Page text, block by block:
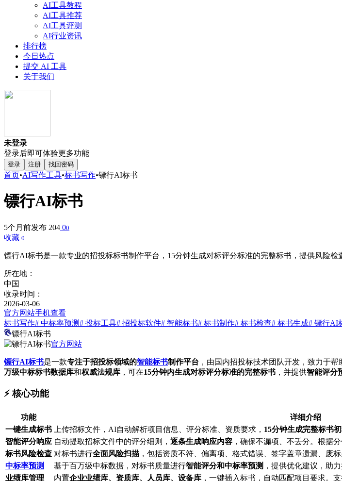
AI工具教程
AI工具推荐
AI工具评测
AI行业资讯
排行榜
今日热点
提交 AI 工具
关于我们
未登录
登录后即可体验更多功能
登录 注册 找回密码
首页•AI写作工具•标书写作•镖行AI标书
镖行AI标书
5个月前发布 204 00
收藏 0
镖行AI标书是一款专业的招投标标书制作平台，15分钟生成对标评分标准的完整标书，提供风险
所在地：
中国
收录时间：
2026-03-06
官方网站手机查看
标书写作# 中标率预测# 投标工具# 招投标软件# 智能标书# 标书制作# 标书检查# 标书生成# 镖行AI
镖行AI标书
官方网站
镖行AI标书是一款专注于招投标领域的智能标书制作平台 ，由国内招投标技术团队开发，致力于帮
万级中标标书数据库和权威法规库 ，可在15分钟内生成对标评分标准的完整标书 ，并提供智能评分
⚡️ 核心功能
功能
详细介绍
一键生成标书
上传招标文件，AI自动解析项目信息、评分标准、资质要求， 15分钟生成完整标书
智能评分响应 自动提取招标文件中的评分细则， 逐条生成响应内容 ，确保不漏项、不丢分。根据
标书风险检查 对标书进行全面风险扫描 ，包括资质不符、偏离项、格式错误、签字盖章遗漏、废
中标率预测
基于百万级中标数据，对标书质量进行智能评分和中标率预测 ，提供优化建议，助
业绩库管理
内置企业业绩库、资质库、人员库、设备库 ，一键插入标书，自动匹配项目要求。